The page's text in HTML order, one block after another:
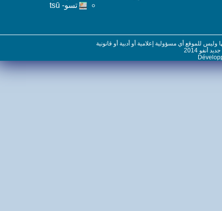
تسو- tsū
للموقع أي مسؤولية إعلامية أو أدبية أو قانونية
2014